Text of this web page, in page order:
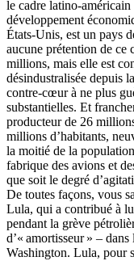
le cadre latino-
développement
États-Unis, est un pays
aucune prétention de ce
millions, mais elle est
désindustralisée depuis
contre-cœur à ne plus
substantielles. Et
producteur de 26
millions d’habitants,
la moitié de la
fabrique des avions et
que soit le degré
De toutes façons, vous
Lula, qui a contribué à
pendant la grève
d’« amortisseur » –
Washington. Lula, pour